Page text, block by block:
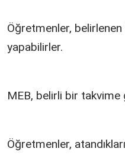
Öğretmenler,
yapabilirler.
MEB, belirli bir takvime
Öğretmenler,